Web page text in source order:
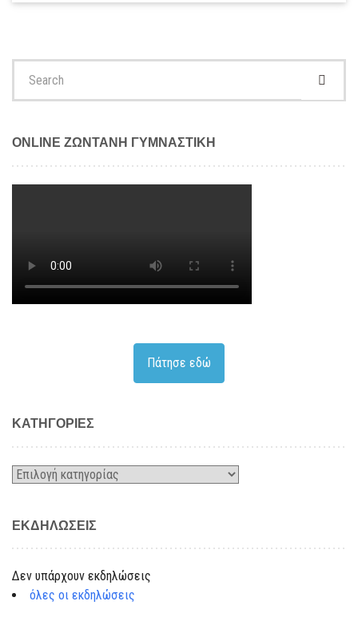
ONLINE ΖΩΝΤΑΝΗ ΓΥΜΝΑΣΤΙΚΗ
Πάτησε εδώ
KΑΤΗΓΟΡΊΕΣ
Kατηγορίες
ΕΚΔΗΛΏΣΕΙΣ
Δεν υπάρχουν εκδηλώσεις
όλες οι εκδηλώσεις